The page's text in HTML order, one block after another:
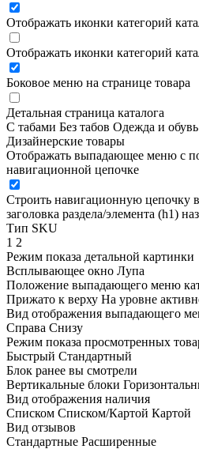
Отображать иконки категорий
Отображать иконки категорий
Боковое меню на странице товара
Детальная страница каталога
С табами Без табов Одежда и обувь
Дизайнерские товары
Отображать выпадающее меню с
навигационной цепочке
Строить навигационную цепочку в
заголовка раздела/элемента (h1)
Тип SKU
1 2
Режим показа детальной картинки
Всплывающее окно Лупа
Положение выпадающего меню
Прижато к верху На уровне
Вид отображения выпадающего
Справа Снизу
Режим показа просмотренных
Быстрый Стандартный
Блок ранее вы смотрели
Вертикальные блоки
Вид отображения наличия
Списком Списком/Картой Картой
Вид отзывов
Стандартные Расширенные